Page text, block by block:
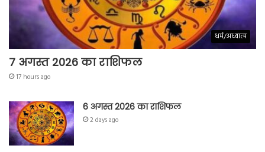
धर्म/अध्यात्म
7 अगस्त 2026 का राशिफल
17 hours ago
6 अगस्त 2026 का राशिफल
2 days ago